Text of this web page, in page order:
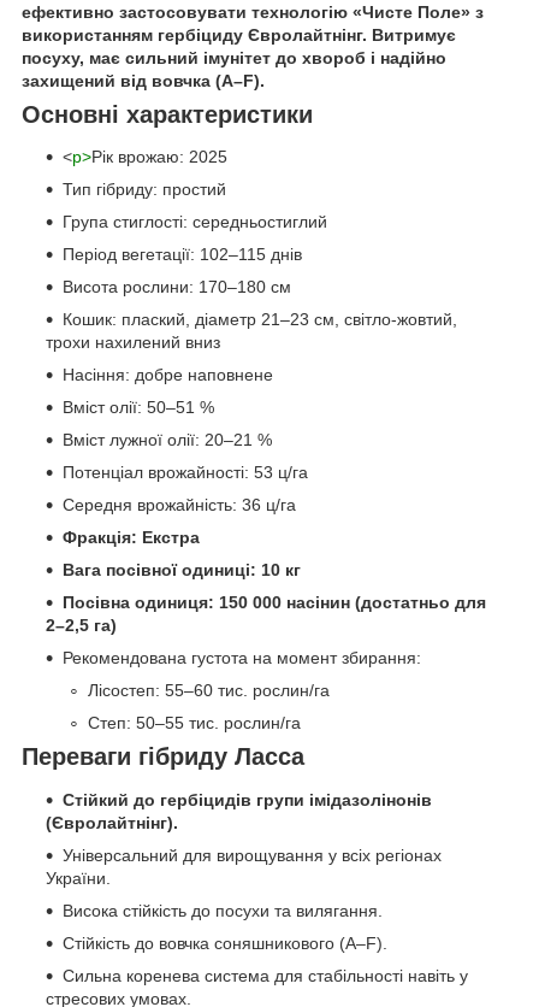
ефективно застосовувати технологію «Чисте Поле» з
використанням гербіциду Євролайтнінг. Витримує
посуху, має сильний імунітет до хвороб і надійно
захищений від вовчка (A–F).
Основні характеристики
<p>Рік врожаю: 2025
Тип гібриду: простий
Група стиглості: середньостиглий
Період вегетації: 102–115 днів
Висота рослини: 170–180 см
Кошик: плаский, діаметр 21–23 см, світло-жовтий,
трохи нахилений вниз
Насіння: добре наповнене
Вміст олії: 50–51 %
Вміст лужної олії: 20–21 %
Потенціал врожайності: 53 ц/га
Середня врожайність: 36 ц/га
Фракція: Екстра
Вага посівної одиниці: 10 кг
Посівна одиниця: 150 000 насінин (достатньо для
2–2,5 га)
Рекомендована густота на момент збирання:
Лісостеп: 55–60 тис. рослин/га
Степ: 50–55 тис. рослин/га
Переваги гібриду Ласса
Стійкий до гербіцидів групи імідазолінонів
(Євролайтнінг).
Універсальний для вирощування у всіх регіонах
України.
Висока стійкість до посухи та вилягання.
Стійкість до вовчка соняшникового (A–F).
Сильна коренева система для стабільності навіть у
стресових умовах.